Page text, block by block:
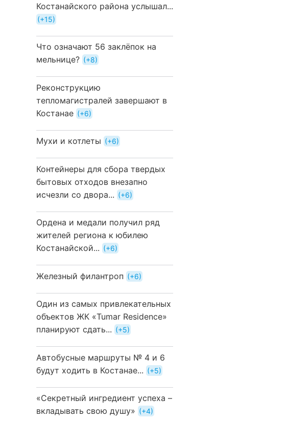
Костанайского района услышал...
+15
Что означают 56 заклёпок на
мельнице?
+8
Реконструкцию
тепломагистралей завершают в
Костанае
+6
Мухи и котлеты +6
Контейнеры для сбора твердых
бытовых отходов внезапно
исчезли со двора...
+6
Ордена и медали получил ряд
жителей региона к юбилею
Костанайской...
+6
Железный филантроп +6
Один из самых привлекательных
объектов ЖК «Tumar Residence»
планируют сдать...
+5
Автобусные маршруты № 4 и 6
будут ходить в Костанае...
+5
«Секретный ингредиент успеха –
вкладывать свою душу»
+4